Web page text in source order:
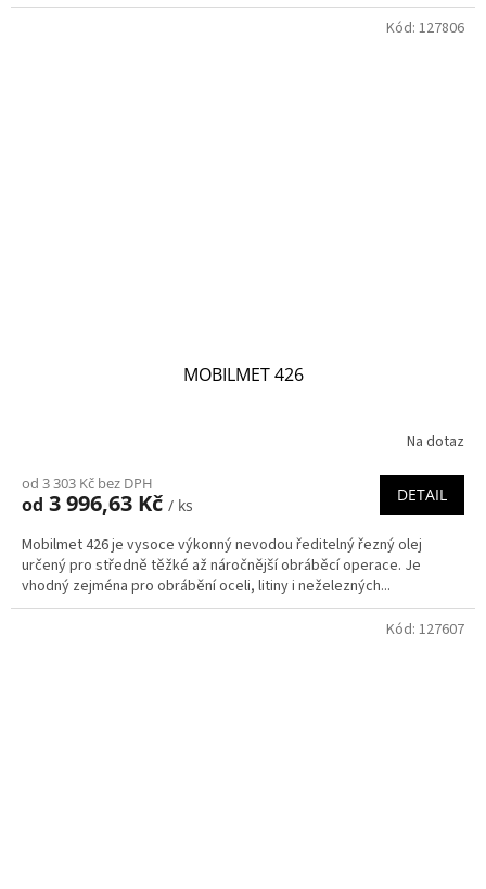
MOBILMET 426
Na dotaz
od 3 303 Kč bez DPH
od 3 996,63 Kč / ks
DETAIL
Mobilmet 426 je vysoce výkonný nevodou ředitelný řezný olej
určený pro středně těžké až náročnější obráběcí operace. Je
vhodný zejména pro obrábění oceli, litiny i neželezných...
Kód: 127806
Kód: 127607